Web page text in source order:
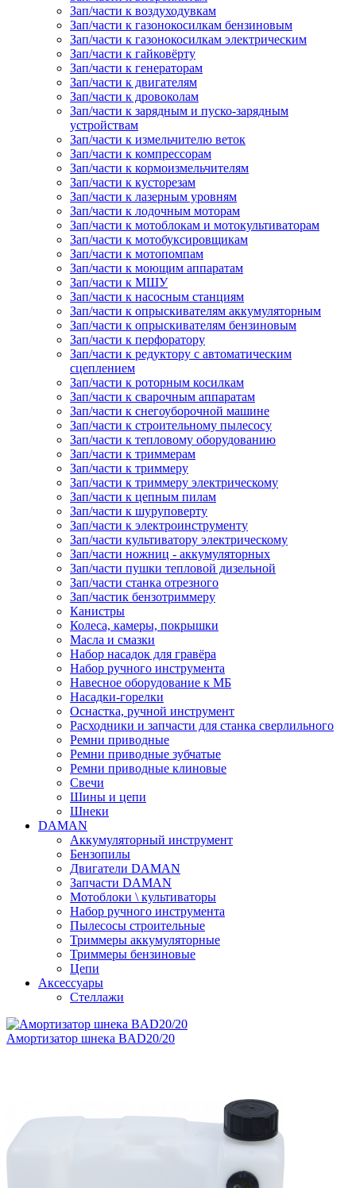
Зап/части к воздуходувкам
Зап/части к газонокосилкам бензиновым
Зап/части к газонокосилкам электрическим
Зап/части к гайковёрту
Зап/части к генераторам
Зап/части к двигателям
Зап/части к дровоколам
Зап/части к зарядным и пуско-зарядным
устройствам
Зап/части к измельчителю веток
Зап/части к компрессорам
Зап/части к кормоизмельчителям
Зап/части к кусторезам
Зап/части к лазерным уровням
Зап/части к лодочным моторам
Зап/части к мотоблокам и мотокультиваторам
Зап/части к мотобуксировщикам
Зап/части к мотопомпам
Зап/части к моющим аппаратам
Зап/части к МШУ
Зап/части к насосным станциям
Зап/части к опрыскивателям аккумуляторным
Зап/части к опрыскивателям бензиновым
Зап/части к перфоратору
Зап/части к редуктору с автоматическим
сцеплением
Зап/части к роторным косилкам
Зап/части к сварочным аппаратам
Зап/части к снегоуборочной машине
Зап/части к строительному пылесосу
Зап/части к тепловому оборудованию
Зап/части к триммерам
Зап/части к триммеру
Зап/части к триммеру электрическому
Зап/части к цепным пилам
Зап/части к шуруповерту
Зап/части к электроинструменту
Зап/части культиватору электрическому
Зап/части ножниц - аккумуляторных
Зап/части пушки тепловой дизельной
Зап/части станка отрезного
Зап/частик бензотриммеру
Канистры
Колеса, камеры, покрышки
Масла и смазки
Набор насадок для гравёра
Набор ручного инструмента
Навесное оборудование к МБ
Насадки-горелки
Оснастка, ручной инструмент
Расходники и запчасти для станка сверлильного
Ремни приводные
Ремни приводные зубчатые
Ремни приводные клиновые
Свечи
Шины и цепи
Шнеки
DAMAN
Аккумуляторный инструмент
Бензопилы
Двигатели DAMAN
Запчасти DAMAN
Мотоблоки \ культиваторы
Набор ручного инструмента
Пылесосы строительные
Триммеры аккумуляторные
Триммеры бензиновые
Цепи
Аксессуары
Стеллажи
Амортизатор шнека BAD20/20